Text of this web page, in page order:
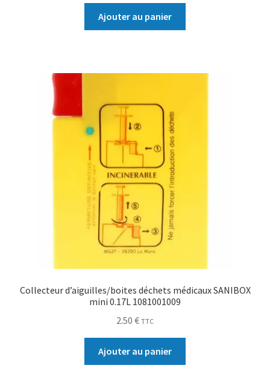
Ajouter au panier
Collecteur d’aiguilles/boites déchets médicaux SANIBOX
mini 0.17L 1081001009
2.50 € TTC
Ajouter au panier